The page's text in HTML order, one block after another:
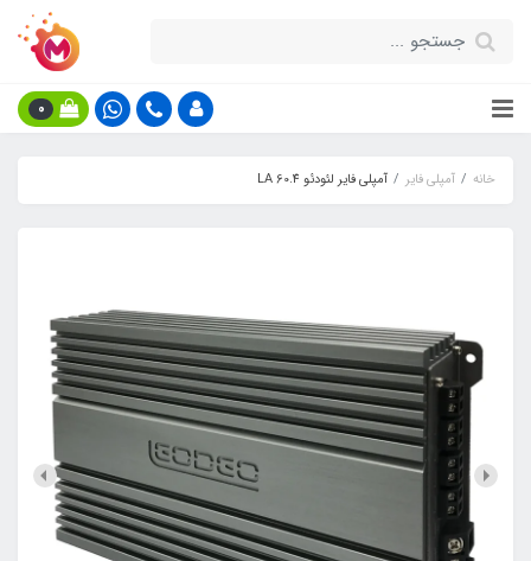
0
خانه آمپلی فایر آمپلی فایر لئودئو LA 60.4